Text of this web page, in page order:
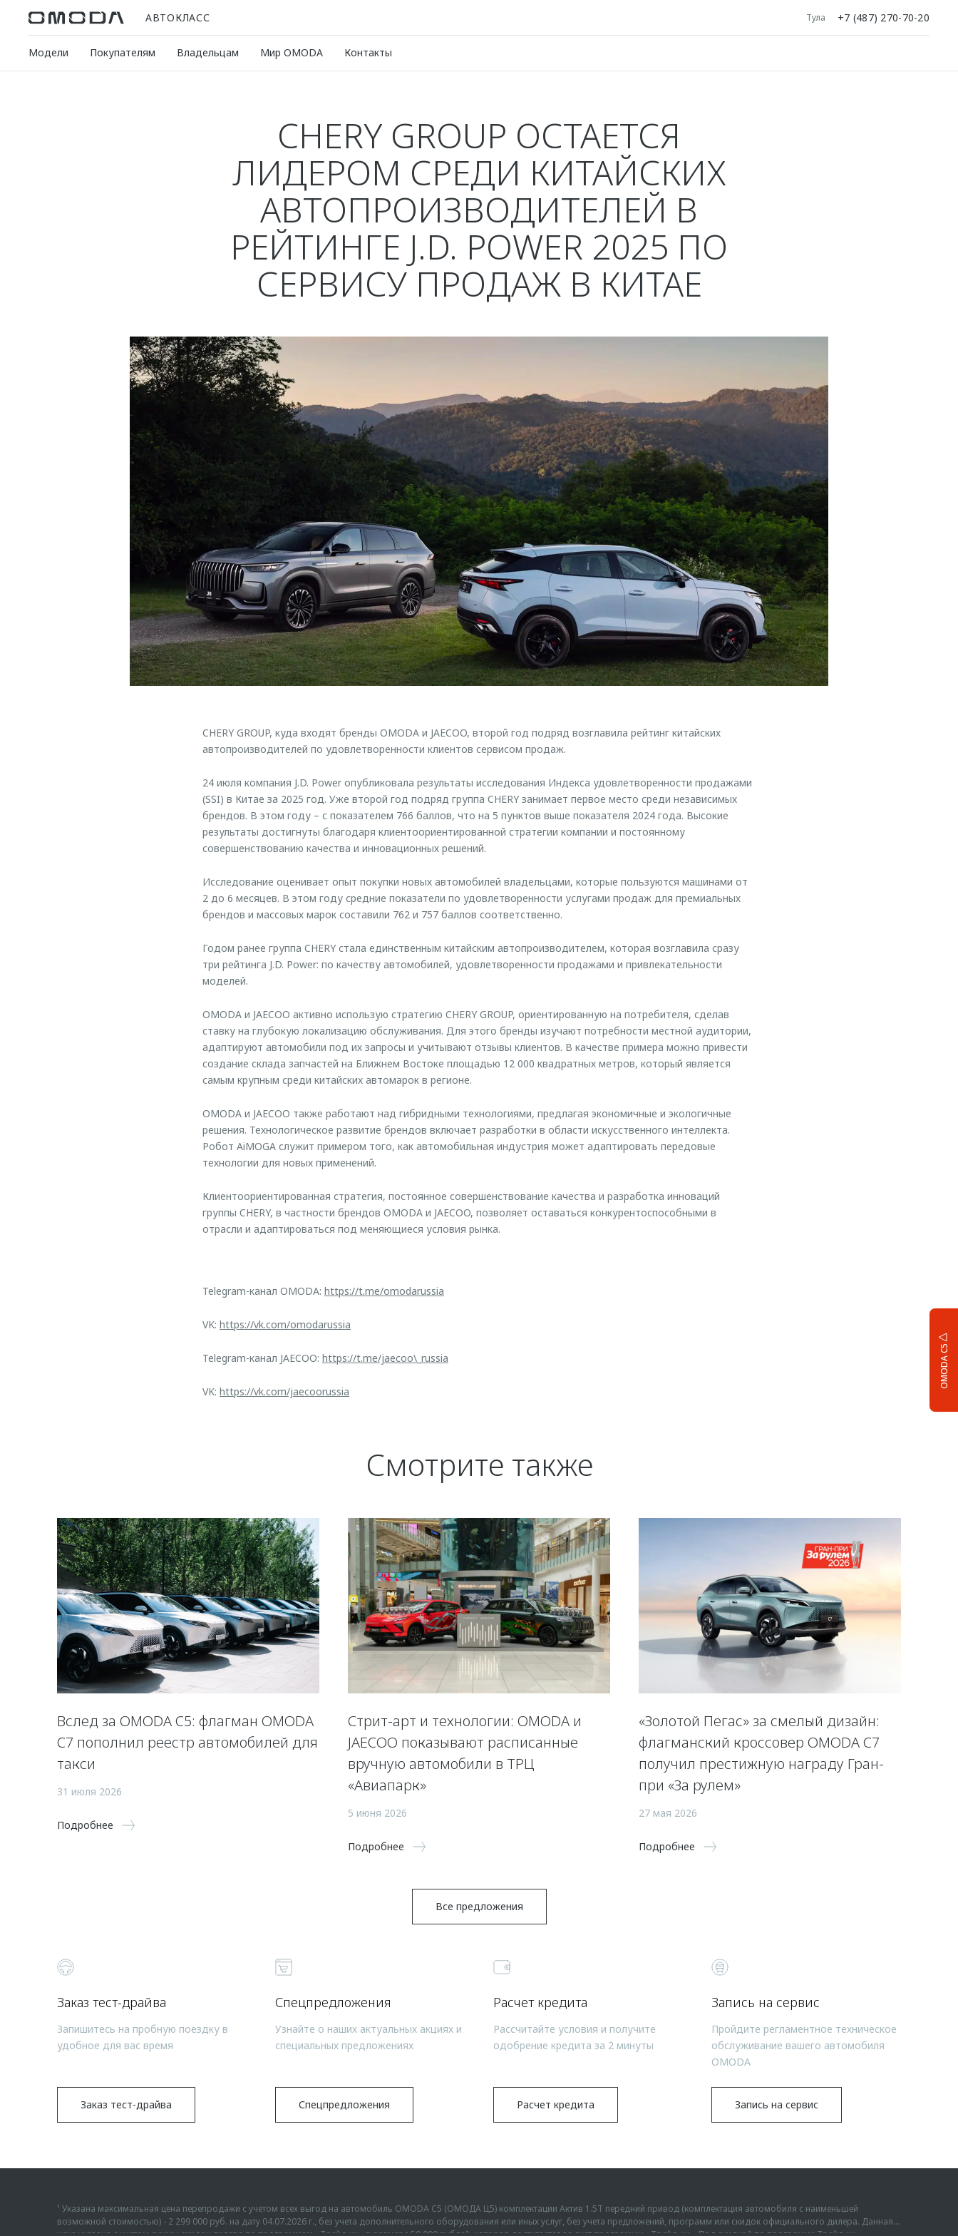
АВТОКЛАСС Тула +7 (487) 270-70-20
Модели Покупателям Владельцам Мир OMODA Контакты
OMODA C5
CHERY GROUP ОСТАЕТСЯ
ЛИДЕРОМ СРЕДИ КИТАЙСКИХ
АВТОПРОИЗВОДИТЕЛЕЙ В
РЕЙТИНГЕ J.D. POWER 2025 ПО
СЕРВИСУ ПРОДАЖ В КИТАЕ
CHERY GROUP, куда входят бренды OMODA и JAECOO, второй год подряд возглавила рейтинг китайских
автопроизводителей по удовлетворенности клиентов сервисом продаж.
24 июля компания J.D. Power опубликовала результаты исследования Индекса удовлетворенности продажами
(SSI) в Китае за 2025 год. Уже второй год подряд группа CHERY занимает первое место среди независимых
брендов. В этом году – с показателем 766 баллов, что на 5 пунктов выше показателя 2024 года. Высокие
результаты достигнуты благодаря клиентоориентированной стратегии компании и постоянному
совершенствованию качества и инновационных решений.
Исследование оценивает опыт покупки новых автомобилей владельцами, которые пользуются машинами от
2 до 6 месяцев. В этом году средние показатели по удовлетворенности услугами продаж для премиальных
брендов и массовых марок составили 762 и 757 баллов соответственно.
Годом ранее группа CHERY стала единственным китайским автопроизводителем, которая возглавила сразу
три рейтинга J.D. Power: по качеству автомобилей, удовлетворенности продажами и привлекательности
моделей.
OMODA и JAECOO активно использую стратегию CHERY GROUP, ориентированную на потребителя, сделав
ставку на глубокую локализацию обслуживания. Для этого бренды изучают потребности местной аудитории,
адаптируют автомобили под их запросы и учитывают отзывы клиентов. В качестве примера можно привести
создание склада запчастей на Ближнем Востоке площадью 12 000 квадратных метров, который является
самым крупным среди китайских автомарок в регионе.
OMODA и JAECOO также работают над гибридными технологиями, предлагая экономичные и экологичные
решения. Технологическое развитие брендов включает разработки в области искусственного интеллекта.
Робот AiMOGA служит примером того, как автомобильная индустрия может адаптировать передовые
технологии для новых применений.
Клиентоориентированная стратегия, постоянное совершенствование качества и разработка инноваций
группы CHERY, в частности брендов OMODA и JAECOO, позволяет оставаться конкурентоспособными в
отрасли и адаптироваться под меняющиеся условия рынка.
Telegram-канал OMODA: https://t.me/omodarussia
VK: https://vk.com/omodarussia
Telegram-канал JAECOO: https://t.me/jaecoo\_russia
VK: https://vk.com/jaecoorussia
Смотрите также
Вслед за OMODA C5: флагман OMODA
C7 пополнил реестр автомобилей для
такси
31 июля 2026
Подробнее
Стрит-арт и технологии: OMODA и
JAECOO показывают расписанные
вручную автомобили в ТРЦ
«Авиапарк»
5 июня 2026
Подробнее
«Золотой Пегас» за смелый дизайн:
флагманский кроссовер OMODA C7
получил престижную награду Гран-
при «За рулем»
27 мая 2026
Подробнее
Все предложения
Заказ тест-драйва
Запишитесь на пробную поездку в
удобное для вас время
Заказ тест-драйва
Спецпредложения
Узнайте о наших актуальных акциях и
специальных предложениях
Спецпредложения
Расчет кредита
Рассчитайте условия и получите
одобрение кредита за 2 минуты
Расчет кредита
Запись на сервис
Пройдите регламентное техническое
обслуживание вашего автомобиля
OMODA
Запись на сервис
¹ Указана максимальная цена перепродажи с учетом всех выгод на автомобиль OMODA C5 (ОМОДА Ц5) комплектации Актив 1.5Т передний привод (комплектация автомобиля с наименьшей
возможной стоимостью) - 2 299 000 руб. на дату 04.07.2026 г., без учета дополнительного оборудования или иных услуг, без учета предложений, программ или скидок официального дилера. Данная